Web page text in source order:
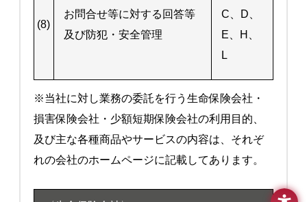
(8)
お問合せ等に対する回答等
及び防犯・安全管理
C、D、
E、H、
L
※当社に対し業務の委託を行う生命保険会社・
損害保険会社・少額短期保険会社の利用目的、
及び主な各種商品やサービスの内容は、それぞ
れの会社のホームページに記載してあります。